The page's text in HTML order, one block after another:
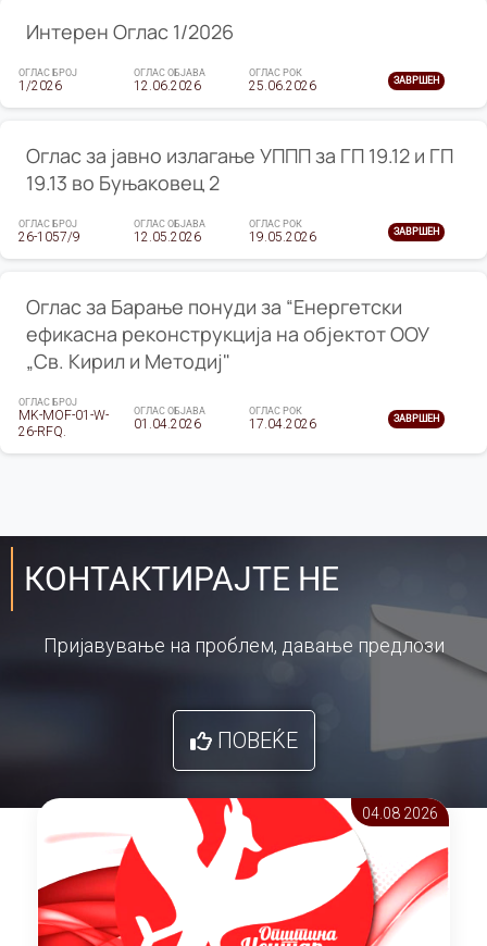
Интерен Оглас 1/2026
ОГЛАС БРОЈ
1/2026
ОГЛАС ОБЈАВА
12.06.2026
ОГЛАС РОК
25.06.2026 ЗАВРШЕН
Оглас за јавно излагање УППП за ГП 19.12 и ГП
19.13 во Буњаковец 2
ОГЛАС БРОЈ
26-1057/9
ОГЛАС ОБЈАВА
12.05.2026
ОГЛАС РОК
19.05.2026 ЗАВРШЕН
Оглас за Барање понуди за “Енергетски
ефикасна реконструкција на објектот ООУ
„Св. Кирил и Методиј"
ОГЛАС БРОЈ
MK-MOF-01-W-
26-RFQ.
ОГЛАС ОБЈАВА
01.04.2026
ОГЛАС РОК
17.04.2026 ЗАВРШЕН
КОНТАКТИРАЈТЕ НЕ
Пријавување на проблем, давање предлози
ПОВЕЌЕ
04.08 2026